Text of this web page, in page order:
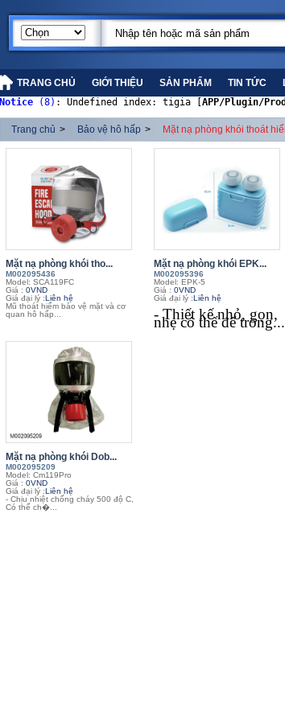
TRANG CHỦ GIỚI THIỆU SẢN PHẨM TIN TỨC
Notice (8) : Undefined index: tigia [ APP/Plugin/
Trang chủ > Bảo vệ hô hấp > Mặt nạ phòng khói thoát
Mặt nạ phòng khói tho...
M002095436
Model: SCA119FC
Giá : 0VND
Giá đại lý :Liên hệ
Mũ thoát hiểm bảo vệ mặt và cơ
quan hô hấp...
Mặt nạ phòng khói EPK...
M002095396
Model: EPK-5
Giá : 0VND
Giá đại lý :Liên hệ
- Thiết kế nhỏ, gọn,
nhẹ có thể để trong...
Mặt nạ phòng khói Dob...
M002095209
Model: Cm119Pro
Giá : 0VND
Giá đại lý :Liên hệ
- Chịu nhiệt chống cháy 500 độ C,
Có thể ch�...